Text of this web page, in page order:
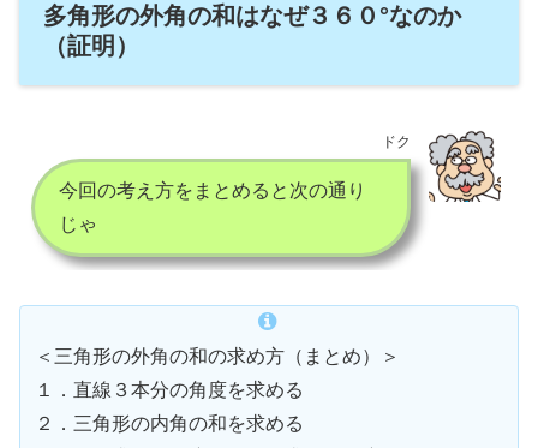
多角形の外角の和はなぜ３６０°なのか
（証明）
ドク
今回の考え方をまとめると次の通り
じゃ
＜三角形の外角の和の求め方（まとめ）＞
１．直線３本分の角度を求める
２．三角形の内角の和を求める